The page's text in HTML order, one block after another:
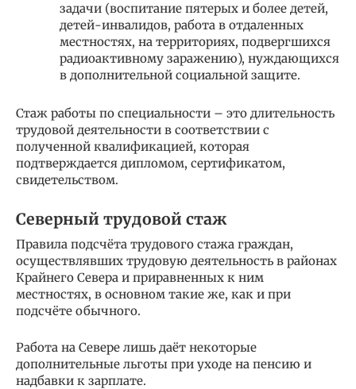
задачи (воспитание пятерых и более детей,
детей-инвалидов, работа в отдаленных
местностях, на территориях, подвергшихся
радиоактивному заражению), нуждающихся
в дополнительной социальной защите.
Стаж работы по специальности – это длительность
трудовой деятельности в соответствии с
полученной квалификацией, которая
подтверждается дипломом, сертификатом,
свидетельством.
Северный трудовой стаж
Правила подсчёта трудового стажа граждан,
осуществлявших трудовую деятельность в районах
Крайнего Севера и приравненных к ним
местностях, в основном такие же, как и при
подсчёте обычного.
Работа на Севере лишь даёт некоторые
дополнительные льготы при уходе на пенсию и
надбавки к зарплате.